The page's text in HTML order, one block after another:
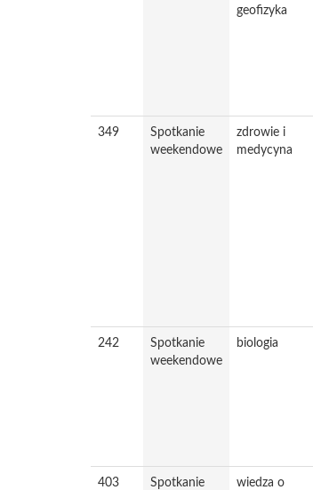
geofizyka
349
Spotkanie
weekendowe
zdrowie i
medycyna
242
Spotkanie
weekendowe
biologia
403
Spotkanie
wiedza o